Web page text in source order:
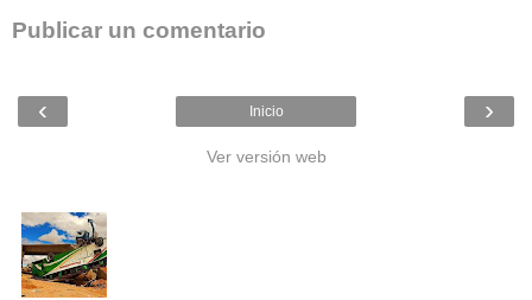
Publicar un comentario
‹ ›
Inicio
Ver versión web